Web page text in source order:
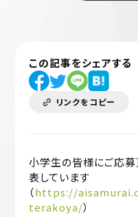
この記事をシェアする
リンクをコピー
小学生の皆様にご応
表しています
（https://
terakoya/）